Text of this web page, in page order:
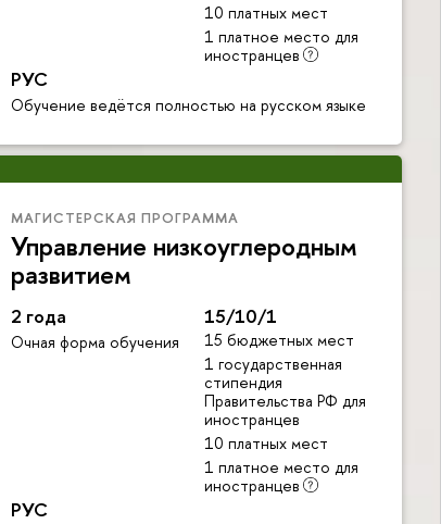
10 платных мест
1 платное место для
иностранцев
РУС
Обучение ведётся полностью на русском языке
МАГИСТЕРСКАЯ ПРОГРАММА
Управление низкоуглеродным
развитием
2 года
Очная форма обучения
15/10/1
15 бюджетных мест
1 государственная
стипендия
Правительства РФ для
иностранцев
10 платных мест
1 платное место для
иностранцев
РУС